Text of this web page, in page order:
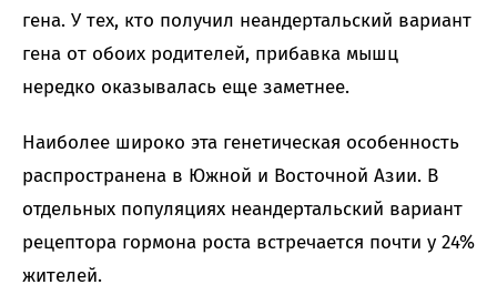
гена. У тех, кто получил неандертальский вариант
гена от обоих родителей, прибавка мышц
нередко оказывалась еще заметнее.
Наиболее широко эта генетическая особенность
распространена в Южной и Восточной Азии. В
отдельных популяциях неандертальский вариант
рецептора гормона роста встречается почти у 24%
жителей.